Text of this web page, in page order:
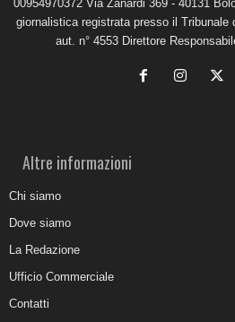
00954970372 Via Zanardi 369 - 40131
giornalistica registrata presso il Tribunale
aut. n° 4553 Direttore
Altre informazioni
Chi siamo
Dove siamo
La Redazione
Ufficio Commerciale
Contatti